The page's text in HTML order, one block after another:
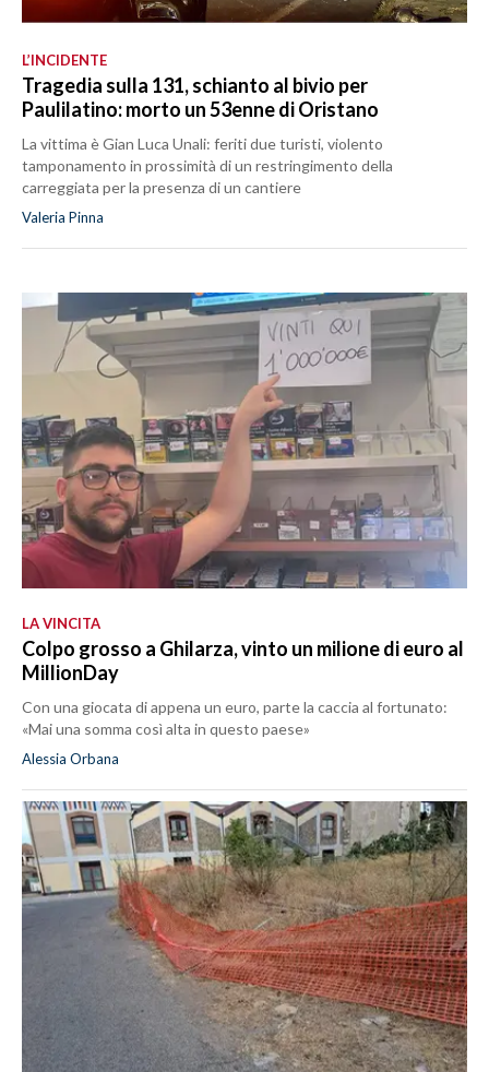
L’INCIDENTE
Tragedia sulla 131, schianto al bivio per
Paulilatino: morto un 53enne di Oristano
La vittima è Gian Luca Unali: feriti due turisti, violento
tamponamento in prossimità di un restringimento della
carreggiata per la presenza di un cantiere
Valeria Pinna
LA VINCITA
Colpo grosso a Ghilarza, vinto un milione di euro al
MillionDay
Con una giocata di appena un euro, parte la caccia al fortunato:
«Mai una somma così alta in questo paese»
Alessia Orbana